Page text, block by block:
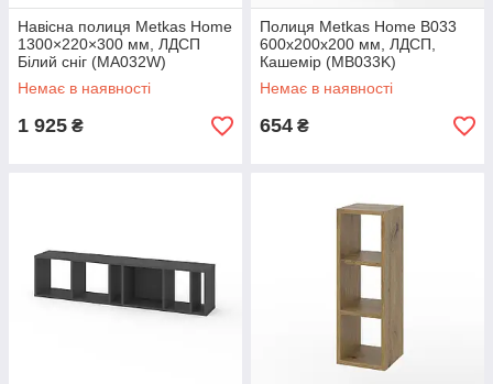
Навісна полиця Metkas Home
1300×220×300 мм, ЛДСП
Білий сніг (MA032W)
Немає в наявності
1 925 ₴
Полиця Metkas Home B033
600х200х200 мм, ЛДСП,
Кашемір (MB033K)
Немає в наявності
654 ₴